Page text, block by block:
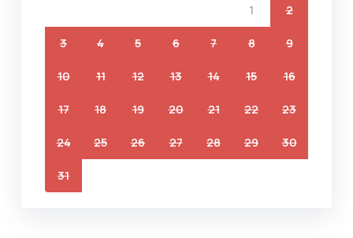
1 2
3 4 5 6 7 8 9
10 11 12 13 14 15 16
17 18 19 20 21 22 23
24 25 26 27 28 29 30
31